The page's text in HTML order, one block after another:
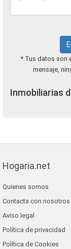
* Tus datos son
mensaje,
Inmobiliarias
Hogaria.net
Quienes somos
Contacta con nosotros
Aviso legal
Política de privacidad
Política de Cookies